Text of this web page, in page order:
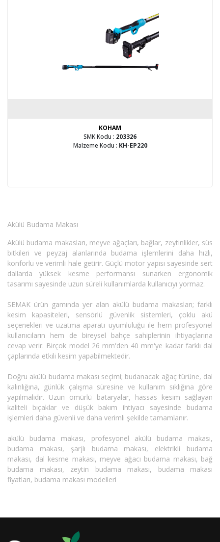
KOHAM
SMK Kodu : 203326
Malzeme Kodu : KH-EP220
Akülü Budama Makası
Akülü budama makasları, meyve ağaçları, bağlar, zeytinlikler, süs
bitkileri ve peyzaj alanlarında budama işlemlerini daha hızlı,
konforlu ve verimli hale getirir. Güçlü motor yapısı sayesinde sert
dallarda yüksek kesme performansı sunarken ergonomik
tasarımı sayesinde uzun süreli kullanımlarda kullanıcıyı yormaz.
SEMAK ürün gamında yer alan akülü budama makasları; farklı
kesim kapasiteleri, sensörlü güvenlik sistemleri, çoklu akü
seçenekleri ve uzatma aparatı uyumluluğu ile hem profesyonel
kullanıcıların hem de bireysel bahçe sahiplerinin ihtiyaçlarına
cevap verir. Birçok model 26 mm'den 40 mm'ye kadar farklı dal
çaplarında etkili kesim yapabilmektedir.
Doğru akülü budama makası seçimi; budanacak ağaç türüne, dal
kalınlığına, günlük çalışma süresine ve kullanım sıklığına göre
yapılmalıdır. Uzun ömürlü bataryalar, hassas kesim sağlayan
kaliteli bıçaklar ve düşük bakım ihtiyacı sayesinde budama
işlemleri daha güvenli ve daha verimli şekilde tamamlanır.
akülü budama makası, profesyonel akülü budama makası,
budama makası, şarjlı budama makası, elektrikli budama
makası, dal kesme makası, meyve ağacı budama makası, bağ
budama makası, zeytin budama makası, budama makası
fiyatları, budama makası modelleri